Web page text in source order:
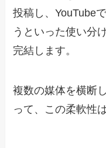
投稿し、YouTube
うといった使い分
完結します。
複数の媒体を横断
って、この柔軟性